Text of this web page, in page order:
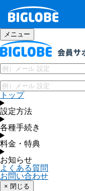
メニュー
トップ
設定方法
各種手続き
料金・特典
お知らせ
よくある質問
お問い合わせ
× 閉じる